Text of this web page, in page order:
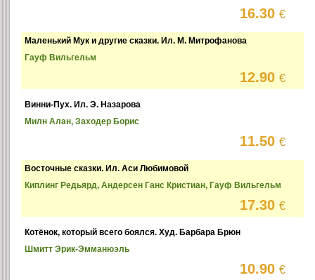
16.30€
Маленький Мук и другие сказки. Ил. М. Митрофанова
Гауф Вильгельм
12.90€
Винни-Пух. Ил. Э. Назарова
Милн Алан, Заходер Борис
11.50€
Восточные сказки. Ил. Аси Любимовой
Киплинг Редьярд, Андерсен Ганс Кристиан, Гауф Вильгельм
17.30€
Котёнок, который всего боялся. Худ. Барбара Брюн
Шмитт Эрик-Эмманюэль
10.90€